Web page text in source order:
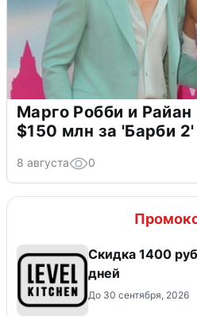
Марго Робби и Райан
$150 млн за 'Барби 2'
8 августа 0
Скидка 1400
дней
До 30 сентября, 2026